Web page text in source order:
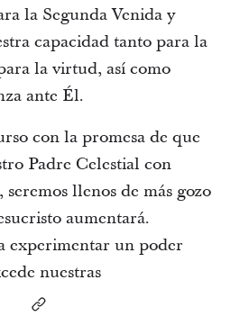
la Segunda Venida y
capacidad tanto para la
la virtud, así como
ante Él.
con la promesa de que
Padre Celestial con
llenos de más gozo
aumentará.
experimentar un poder
nuestras